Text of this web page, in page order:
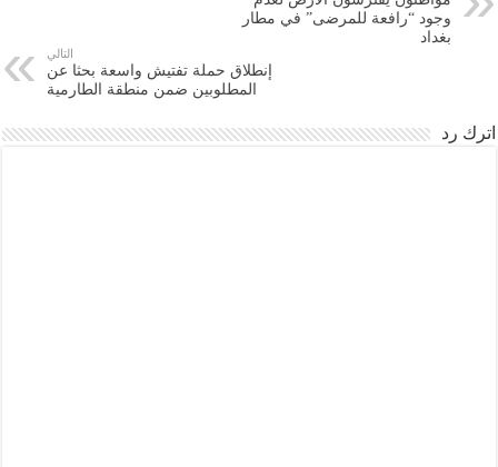
وجود “رافعة للمرضى” في مطار
بغداد
التالي
إنطلاق حملة تفتيش واسعة بحثا عن
المطلوبين ضمن منطقة الطارمية
اترك رد